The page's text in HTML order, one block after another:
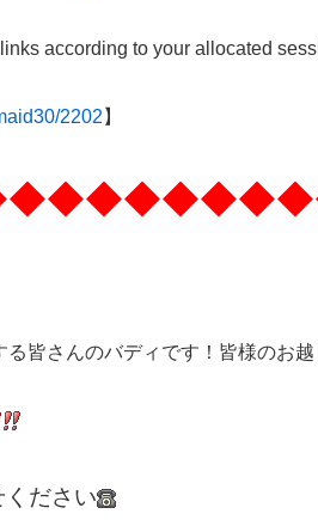
according to your allocated
2202 】
る皆さんのバディです！皆様のお
ださい